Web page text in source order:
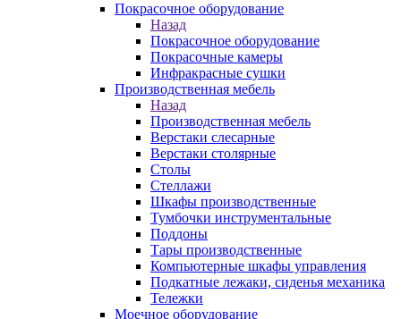
Покрасочное оборудование
Назад
Покрасочное оборудование
Покрасочные камеры
Инфракрасные сушки
Производственная мебель
Назад
Производственная мебель
Верстаки слесарные
Верстаки столярные
Столы
Стеллажи
Шкафы производственные
Тумбочки инструментальные
Поддоны
Тары производственные
Компьютерные шкафы управления
Подкатные лежаки, сиденья механика
Тележки
Моечное оборудование